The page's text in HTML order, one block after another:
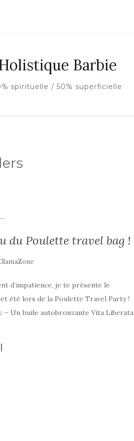
Barbie
spirituelle / 50% superficielle
...
du Poulette travel bag !
d’impatience, je te présente le
été lors de la Poulette Travel Party !
– Un huile autobronzante Vita Liberata